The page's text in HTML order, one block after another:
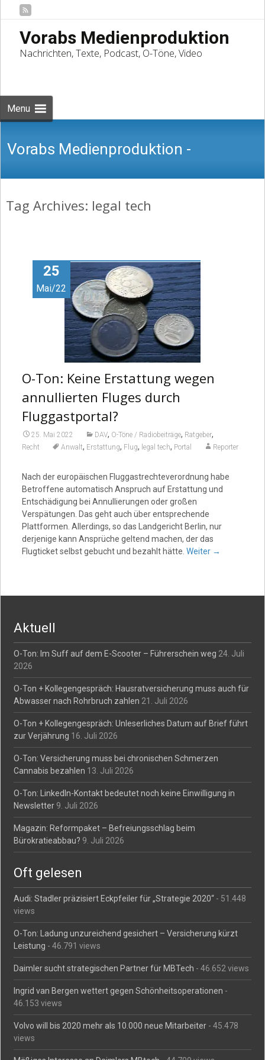
Vorabs Medienproduktion
Nachrichten, Texte, Podcast, O-Töne, Video
Menu
Vorabs Medienproduktion -
Nachrichten, Texte, Podcast, O-Töne,
Video
Tag Archives: legal tech
25
Mai/22
O-Ton: Keine Erstattung wegen
annullierten Fluges durch
Fluggastportal?
25. Mai 2022 DAV, O-Töne / Radiobeiträge, Ratgeber,
Recht Anwalt, Erstattung, Flug, legal tech, Portal Reporter
Nach der europäischen Fluggastrechteverordnung habe
Betroffene automatisch Anspruch auf Erstattung und
Entschädigung bei Annullierungen oder großen
Verspätungen. Das geht auch über entsprechende
Plattformen. Allerdings, so das Landgericht Berlin, nur
derjenige kann Ansprüche geltend machen, der das
Flugticket selbst gebucht und bezahlt hätte. Weiter →
Aktuell
O-Ton: Im Suff auf dem E-Scooter – Führerschein weg 24. Juli
2026
O-Ton + Kollegengespräch: Hausratversicherung muss auch für
Abwasser nach Rohrbruch zahlen 21. Juli 2026
O-Ton + Kollegengespräch: Unleserliches Datum auf Brief führt
zur Verjährung 16. Juli 2026
O-Ton: Versicherung muss bei chronischen Schmerzen
Cannabis bezahlen 13. Juli 2026
O-Ton: LinkedIn-Kontakt bedeutet noch keine Einwilligung in
Newsletter 9. Juli 2026
Magazin: Reformpaket – Befreiungsschlag beim
Bürokratieabbau? 9. Juli 2026
Oft gelesen
Audi: Stadler präzisiert Eckpfeiler für „Strategie 2020“ - 51.448
views
O-Ton: Ladung unzureichend gesichert – Versicherung kürzt
Leistung - 46.791 views
Daimler sucht strategischen Partner für MBTech - 46.652 views
Ingrid van Bergen wettert gegen Schönheitsoperationen -
46.153 views
Volvo will bis 2020 mehr als 10.000 neue Mitarbeiter - 45.478
views